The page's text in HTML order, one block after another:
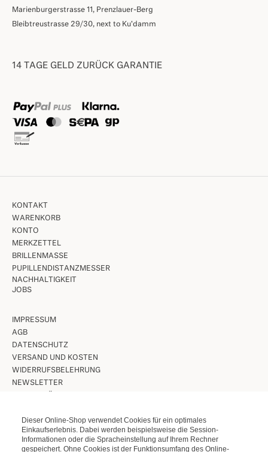
Marienburgerstrasse 11, Prenzlauer-Berg
Bleibtreustrasse 29/30, next to Ku'damm
14 TAGE GELD ZURÜCK GARANTIE
KONTAKT
WARENKORB
KONTO
MERKZETTEL
BRILLENMASSE
PUPILLENDISTANZMESSER
NACHHALTIGKEIT
JOBS
IMPRESSUM
AGB
DATENSCHUTZ
VERSAND UND KOSTEN
WIDERRUFSBELEHRUNG
NEWSLETTER
VINTAGE BRILLEN
VINTAGE SONNENBRILLEN
Dieser Online-Shop verwendet Cookies für ein optimales
Einkaufserlebnis. Dabei werden beispielsweise die Session-
Informationen oder die Spracheinstellung auf Ihrem Rechner
gespeichert. Ohne Cookies ist der Funktionsumfang des Online-